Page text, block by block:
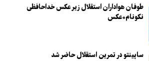
طوفان هواداران استقلال زیر عکس خداحافظی
نکونام+عکس
ساپینتو در تمرین استقلال حاضر شد